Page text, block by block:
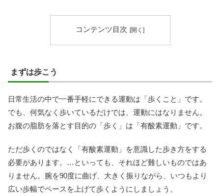
コンテンツ目次
まずは歩こう
日常生活の中で一番手軽にできる運動は「歩くこと」です。
でも、何気なく歩いているだけでは、運動にはなりません。
お腹の脂肪を落とす目的の「歩く」は「有酸素運動」です。
ただ歩くのではなく「有酸素運動」を意識した歩き方をする
必要があります。…といっても、それほど難しいものではあ
りません。腕を90度に曲げ、大きく振りながら、いつもより
広い歩幅でペースを上げて歩くようにしましょう。